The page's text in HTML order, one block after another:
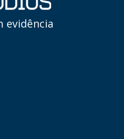
evidência